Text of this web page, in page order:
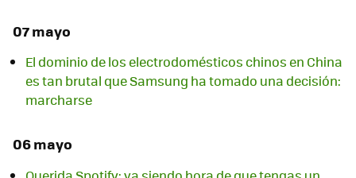
07 mayo
El dominio de los electrodomésticos chinos en China
es tan brutal que Samsung ha tomado una decisión:
marcharse
06 mayo